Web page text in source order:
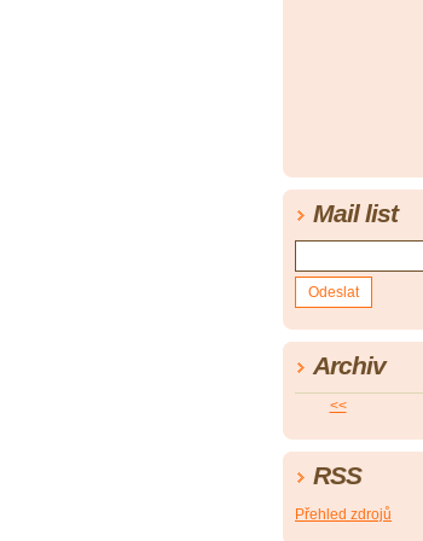
Mail list
Archiv
<<
RSS
Přehled zdrojů